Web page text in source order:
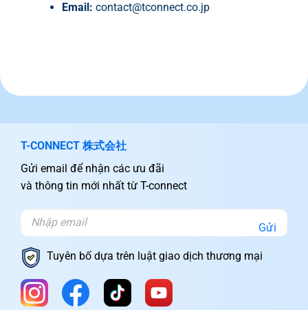
Email: contact@tconnect.co.jp
T-CONNECT 株式会社
Gửi email để nhận các ưu đãi
và thông tin mới nhất từ T-connect
Gửi
Tuyên bố dựa trên luật giao dịch thương mại